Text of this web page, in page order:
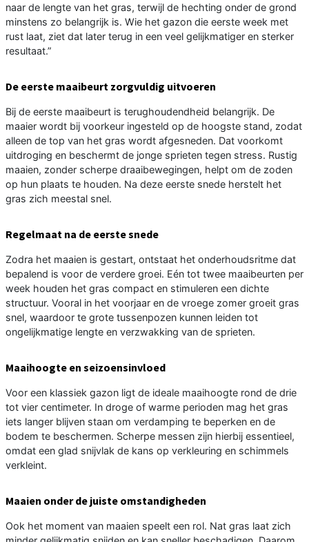
naar de lengte van het gras, terwijl de hechting onder de grond
minstens zo belangrijk is. Wie het gazon die eerste week met
rust laat, ziet dat later terug in een veel gelijkmatiger en sterker
resultaat.”
De eerste maaibeurt zorgvuldig uitvoeren
Bij de eerste maaibeurt is terughoudendheid belangrijk. De
maaier wordt bij voorkeur ingesteld op de hoogste stand, zodat
alleen de top van het gras wordt afgesneden. Dat voorkomt
uitdroging en beschermt de jonge sprieten tegen stress. Rustig
maaien, zonder scherpe draaibewegingen, helpt om de zoden
op hun plaats te houden. Na deze eerste snede herstelt het
gras zich meestal snel.
Regelmaat na de eerste snede
Zodra het maaien is gestart, ontstaat het onderhoudsritme dat
bepalend is voor de verdere groei. Eén tot twee maaibeurten per
week houden het gras compact en stimuleren een dichte
structuur. Vooral in het voorjaar en de vroege zomer groeit gras
snel, waardoor te grote tussenpozen kunnen leiden tot
ongelijkmatige lengte en verzwakking van de sprieten.
Maaihoogte en seizoensinvloed
Voor een klassiek gazon ligt de ideale maaihoogte rond de drie
tot vier centimeter. In droge of warme perioden mag het gras
iets langer blijven staan om verdamping te beperken en de
bodem te beschermen. Scherpe messen zijn hierbij essentieel,
omdat een glad snijvlak de kans op verkleuring en schimmels
verkleint.
Maaien onder de juiste omstandigheden
Ook het moment van maaien speelt een rol. Nat gras laat zich